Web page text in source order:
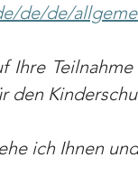
de/de/
Ihre
den
ich Ihnen